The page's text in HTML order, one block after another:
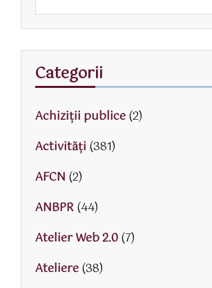
Categorii
Achiziții publice(2)
Activităţi (381)
AFCN (2)
ANBPR(44)
Atelier Web 2.0(7)
Ateliere(38)